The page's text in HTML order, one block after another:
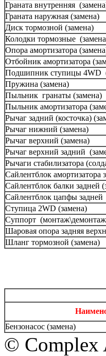
Граната внутренняя
Граната наружная (замена)
Диск тормозной (замена)
Колодки тормозные
Опора амортизатора
Отбойник амортизатора
Подшипник ступицы 4WD
Пружина (замена)
Пыльник гранаты (замена)
Пыльник амортизатора
Рычаг задний (косточка)
Рычаг нижний (замена)
Рычаг верхний (замена)
Рычаг верхний задний
Рычаги стабилизатора
Сайлентблок амортизатора
Сайлентблок балки задней
Сайлентблок цапфы задней
Ступица 2WD (замена)
Суппорт
Шаровая опора задняя
Шланг тормозной (замена)
Бензонасос (замена)
© Complex